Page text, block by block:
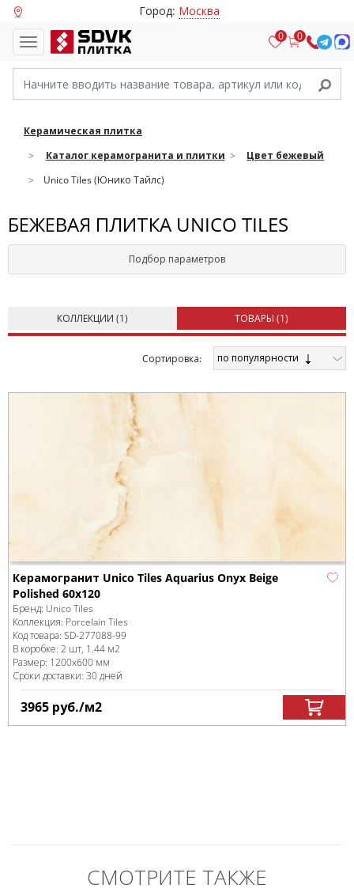
Город: Москва
0 0
Керамическая плитка
Каталог керамогранита и плитки
Цвет бежевый
Unico Tiles (Юнико Тайлс)
БЕЖЕВАЯ ПЛИТКА UNICO TILES
Подбор параметров
КОЛЛЕКЦИИ (1) ТОВАРЫ (1)
Cортировка: по популярности
Керамогранит Unico Tiles Aquarius Onyx Beige
Polished 60x120
Бренд: Unico Tiles
Коллекция: Porcelain Tiles
Код товара: SD-277088-99
В коробке: 2 шт, 1.44 м2
Размер: 1200x600 мм
Сроки доставки: 30 дней
3965 руб./м2
СМОТРИТЕ ТАКЖЕ